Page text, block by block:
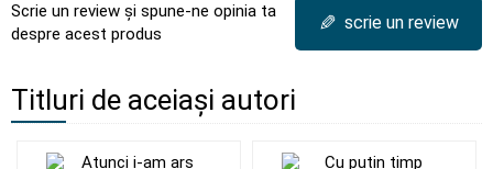
Scrie un review și spune-ne opinia ta
despre acest produs
✎ scrie un review
Titluri de aceiași autori